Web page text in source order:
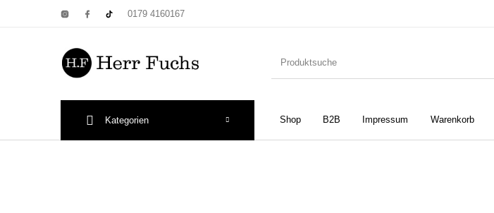
0179 4160167
Shop B2B Impressum Warenkorb
Kategorien